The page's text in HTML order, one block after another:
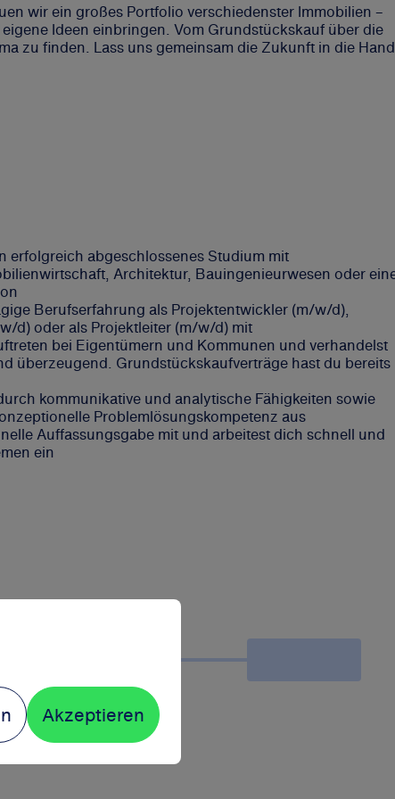
Akzeptieren
wir ein großes Portfolio verschiedenster Immobilien –
Ideen einbringen. Vom Grundstückskauf über die
zu finden. Lass uns gemeinsam die Zukunft in die Hand
erfolgreich abgeschlossenes Studium mit
Architektur, Bauingenieurwesen oder
Berufserfahrung als Projektentwickler (m/w/d),
d) oder als Projektleiter (m/w/d) mit
bei Eigentümern und Kommunen und verhandelst
überzeugend. Grundstückskaufverträge hast du bereits
kommunikative und analytische Fähigkeiten sowie
Problemlösungskompetenz aus
Auffassungsgabe mit und arbeitest dich schnell und
ein